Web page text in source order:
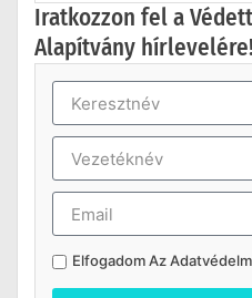
Iratkozzon fel a
Alapítvány hírlevelére!
Elfogadom Az